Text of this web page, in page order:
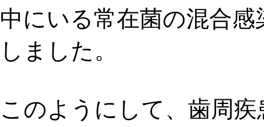
中にいる常在菌の混合感
しました。
このようにして、歯周